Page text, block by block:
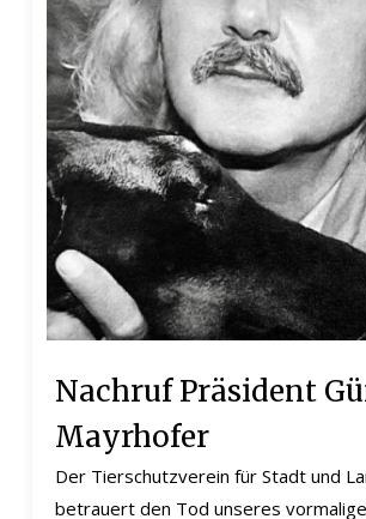
Nachruf Präsident
Mayrhofer
Der Tierschutzverein für Stadt und
betrauert den Tod unseres